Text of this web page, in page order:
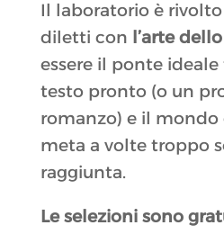
Il laboratorio è
diletti con l’arte
essere il ponte
testo pronto (o un
romanzo) e il mondo
meta a volte troppo
raggiunta.
Le selezioni sono